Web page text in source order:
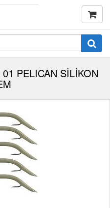
PELICAN SİLİKON